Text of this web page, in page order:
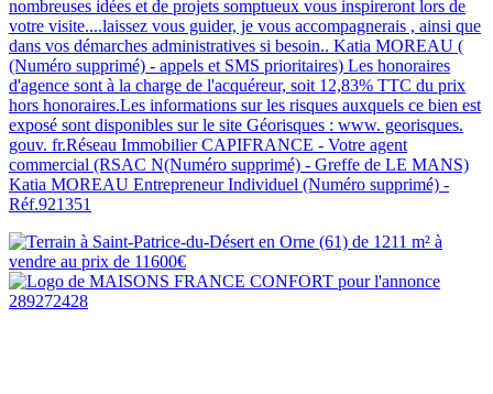
nombreuses idées et de projets somptueux vous inspireront lors de
votre visite....laissez vous guider, je vous accompagnerais , ainsi que
dans vos démarches administratives si besoin.. Katia MOREAU (
(Numéro supprimé) - appels et SMS prioritaires) Les honoraires
d'agence sont à la charge de l'acquéreur, soit 12,83% TTC du prix
hors honoraires.Les informations sur les risques auxquels ce bien est
exposé sont disponibles sur le site Géorisques : www. georisques.
gouv. fr.Réseau Immobilier CAPIFRANCE - Votre agent
commercial (RSAC N(Numéro supprimé) - Greffe de LE MANS)
Katia MOREAU Entrepreneur Individuel (Numéro supprimé) -
Réf.921351